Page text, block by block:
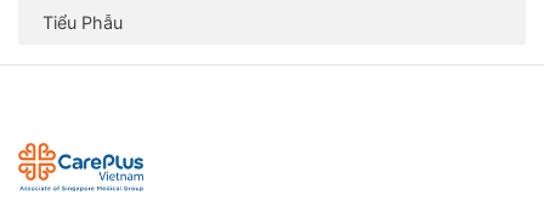
Trong 1 số trường hợp, bệnh nhân có thể
chẩn đoán được chính xác hơn. Quyền riêng
Bác sĩ vật lý trị liệu sẽ đề xuất một kế hoạch
điều trị để đáp ứng nhu cầu của từng bệnh
Tiểu Phẫu